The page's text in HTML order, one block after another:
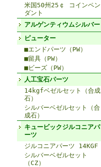
米国50州25￠ コインペン
ダント
アルゲンティウムシルバー
ピューター
■エンドパーツ（PW）
■留具（PW）
■ビーズ（PW）
人工宝石パーツ
14kgfベゼルセット（合成
石）
シルバーベゼルセット（合
成石）
キュービックジルコニアパ
ーツ
ジルコニアパーツ 14KGF
シルバーベゼルセット
（CZ）